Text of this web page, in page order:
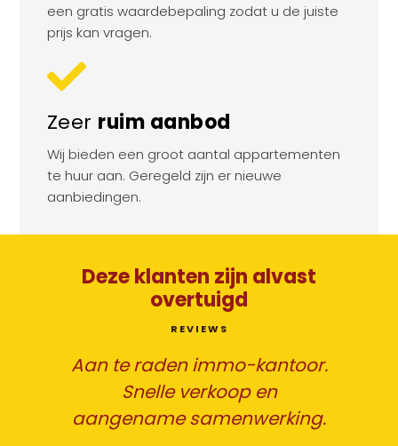
een gratis waardebepaling zodat u de juiste
prijs kan vragen.
Zeer ruim aanbod
Wij bieden een groot aantal appartementen
te huur aan. Geregeld zijn er nieuwe
aanbiedingen.
Deze klanten zijn alvast
overtuigd
REVIEWS
Aan te raden immo-kantoor.
Snelle verkoop en
aangename samenwerking.